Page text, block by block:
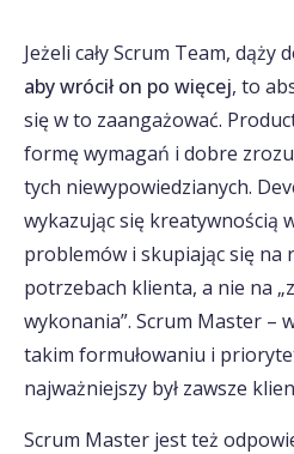
Jeżeli cały Scrum Team, dąży
aby wrócił on po więcej, to
się w to zaangażować.
formę wymagań i dobre
tych niewypowiedzianych.
wykazując się kreatywnością
problemów i skupiając się na
potrzebach klienta, a nie na
wykonania”. Scrum Master –
takim formułowaniu i
najważniejszy był zawsze
Scrum Master jest też